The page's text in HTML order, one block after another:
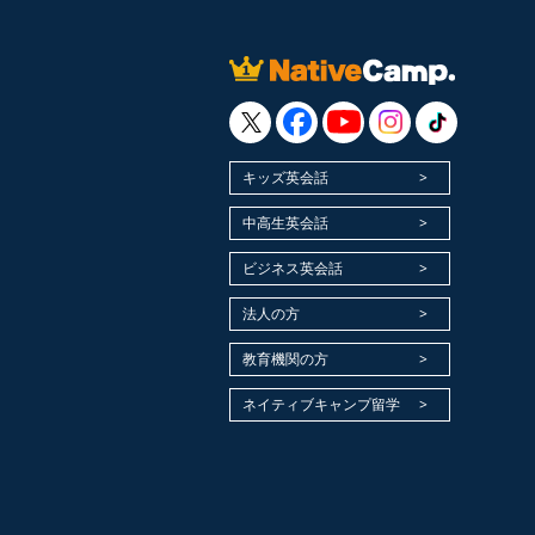
キッズ英会話
中高生英会話
ビジネス英会話
法人の方
教育機関の方
ネイティブキャンプ留学